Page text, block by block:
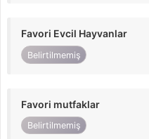
Favori Evcil Hayvanlar
Belirtilmemiş
Favori mutfaklar
Belirtilmemiş